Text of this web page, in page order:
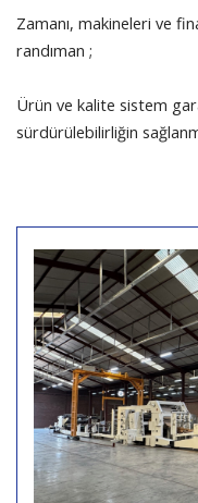
Zamanı, makineleri ve
randıman ;
Ürün ve kalite sistem
sürdürülebilirliğin